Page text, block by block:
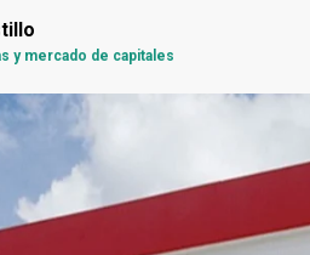
y mercado de capitales